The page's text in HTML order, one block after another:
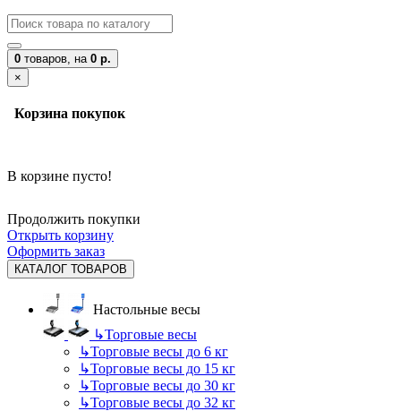
0 товаров, на 0 р.
×
Корзина покупок
В корзине пусто!
Продолжить покупки
Открыть корзину
Оформить заказ
КАТАЛОГ ТОВАРОВ
Настольные весы
↳Торговые весы
↳Торговые весы до 6 кг
↳Торговые весы до 15 кг
↳Торговые весы до 30 кг
↳Торговые весы до 32 кг